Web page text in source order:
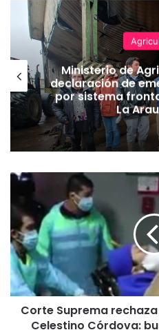
Ministerio de
declaración de
por sistema
La
C
e
S
u
p
r
Corte Suprema
Celestino Córdova: